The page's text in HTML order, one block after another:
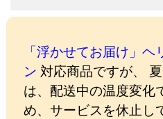
「浮かせてお届け」
ン 対応商品ですが、
は、配送中の温度変化
め、サービスを休止し